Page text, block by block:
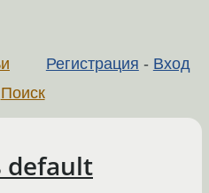
Регистрация - Вход
Поиск
default